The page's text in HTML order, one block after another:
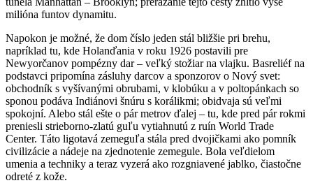
milióna funtov dynamitu.
Napokon je možné, že dom číslo jeden stál bližšie pri brehu,
napríklad tu, kde Holanďania v roku 1926 postavili pre
Newyorčanov pompézny dar – veľký stožiar na vlajku. Basreliéf na
podstavci pripomína zásluhy darcov a sponzorov o Nový svet:
obchodník s vyšívanými obrubami, v klobúku a v poltopánkach so
sponou podáva Indiánovi šnúru s korálikmi; obidvaja sú veľmi
spokojní. Alebo stál ešte o pár metrov ďalej – tu, kde pred pár rokmi
preniesli strieborno-zlatú guľu vytiahnutú z ruín World Trade
Center. Táto ligotavá zemeguľa stála pred dvojičkami ako pomník
civilizácie a nádeje na zjednotenie zemegule. Bola veľdielom
umenia a techniky a teraz vyzerá ako rozgniavené jablko, čiastočne
odreté z kože.